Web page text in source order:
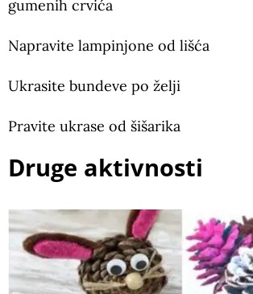
gumenih crvića
Napravite lampinjone od lišća
Ukrasite bundeve po želji
Pravite ukrase od šišarika
Druge aktivnosti